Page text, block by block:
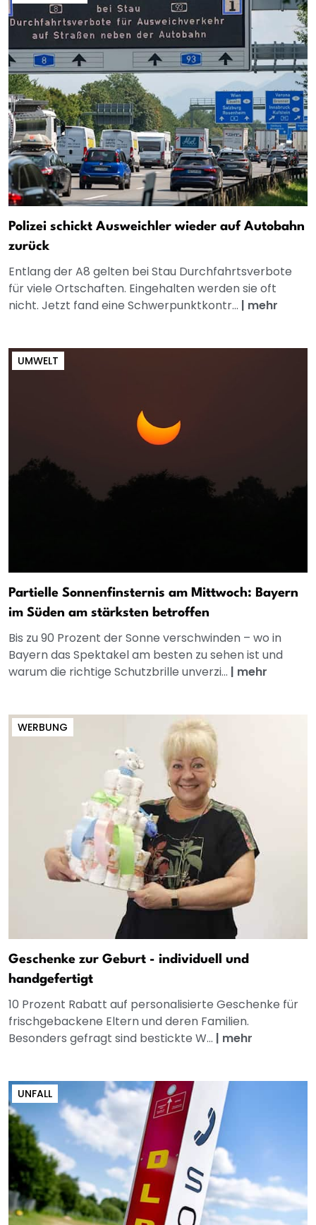
Polizei schickt Ausweichler wieder auf Autobahn
zurück
Entlang der A8 gelten bei Stau Durchfahrtsverbote
für viele Ortschaften. Eingehalten werden sie oft
nicht. Jetzt fand eine Schwerpunktkontr... | mehr
UMWELT
Partielle Sonnenfinsternis am Mittwoch: Bayern
im Süden am stärksten betroffen
Bis zu 90 Prozent der Sonne verschwinden – wo in
Bayern das Spektakel am besten zu sehen ist und
warum die richtige Schutzbrille unverzi... | mehr
WERBUNG
Geschenke zur Geburt - individuell und
handgefertigt
10 Prozent Rabatt auf personalisierte Geschenke für
frischgebackene Eltern und deren Familien.
Besonders gefragt sind bestickte W... | mehr
UNFALL